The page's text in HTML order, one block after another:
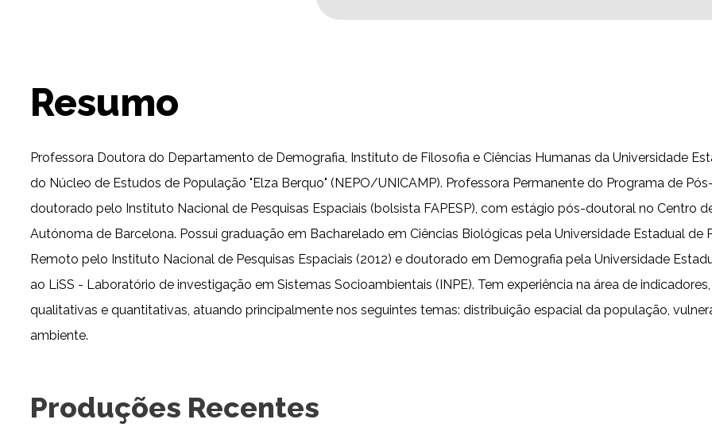
Resumo
Professora Doutora do Departamento de Demografia, Instituto de Filosofia e Ciências Humanas da Universidade
do Núcleo de Estudos de População "Elza Berquo" (NEPO/UNICAMP). Professora Permanente do Programa de
doutorado pelo Instituto Nacional de Pesquisas Espaciais (bolsista FAPESP), com estágio pós-doutoral no Centro
Autónoma de Barcelona. Possui graduação em Bacharelado em Ciências Biológicas pela Universidade Estadual
Remoto pelo Instituto Nacional de Pesquisas Espaciais (2012) e doutorado em Demografia pela Universidade
ao LiSS - Laboratório de investigação em Sistemas Socioambientais (INPE). Tem experiência na área de
qualitativas e quantitativas, atuando principalmente nos seguintes temas: distribuição espacial da população,
ambiente.
Produções Recentes